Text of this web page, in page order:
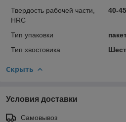
Твердость рабочей части,
HRC
40-45
Тип упаковки
Тип хвостовика
Скрыть
Условия доставки
Самовывоз